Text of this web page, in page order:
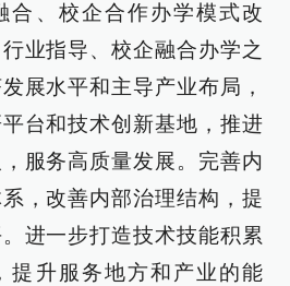
合、校企合作办学模式改
业指导、校企融合办学之
展水平和主导产业布局，
台和技术创新基地，推进
服务高质量发展。完善内
，改善内部治理结构，提
进一步打造技术技能积累
提升服务地方和产业的能